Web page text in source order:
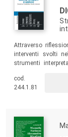
Attraverso
interventi svolti
strumenti
cod.
244.1.81